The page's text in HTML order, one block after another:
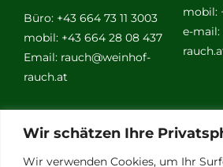
Wir schätzen Ihre
Wir verwenden Cookies, um Ihr
Büro: +43 664 73 11 3003
mobil: +43 664 28 08 437
Email: rauch@weinhof-
rauch.at
mobil:
e-mail:
Weitere
Links